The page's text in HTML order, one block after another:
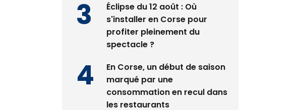
Éclipse du 12 août : Où
s'installer en Corse pour
profiter pleinement du
spectacle ?
En Corse, un début de saison
marqué par une
consommation en recul dans
les restaurants